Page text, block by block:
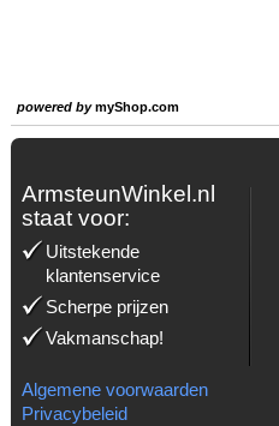
powered bymyShop.com
ArmsteunWinkel.nl
staat voor:
Uitstekende
klantenservice
Scherpe prijzen
Vakmanschap!
Algemene voorwaarden
Privacybeleid